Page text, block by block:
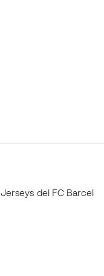
Jerseys del FC